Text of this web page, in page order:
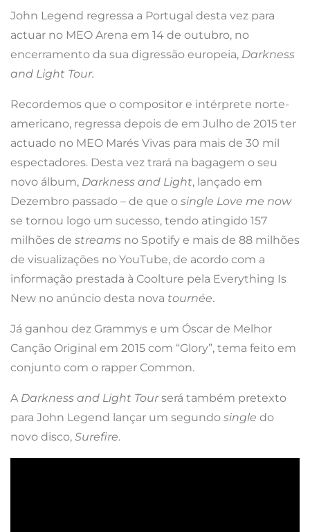
John Legend regressa a Portugal desta vez para
actuar no MEO Arena em 14 de outubro, no
encerramento da sua digressão europeia, Darkness
and Light Tour.
Recordemos que o compositor e intérprete norte-
americano, regressa depois de em Julho de 2015 ter
actuado no MEO Marés Vivas para mais de 30 mil
espectadores. Desta vez trará na bagagem o seu
novo álbum, Darkness and Light, lançado em
Dezembro passado – de que o single Love me now
se tornou logo um sucesso, tendo atingido 157
milhões de streams no Spotify e mais de 88 milhões
de visualizações no YouTube, de acordo com a
informação prestada à Coolture pela Everything Is
New no anúncio desta nova tournée.
Já ganhou dez Grammys e um Óscar de Melhor
Canção Original em 2015 com “Glory”, tema feito em
conjunto com o rapper Common.
A Darkness and Light Tourserá também pretexto
para John Legend lançar um segundo single do
novo disco, Surefire.